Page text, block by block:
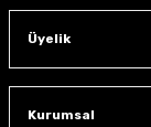
Üyelik
Kurumsal